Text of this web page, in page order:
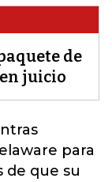
de
en juicio
para
de que su